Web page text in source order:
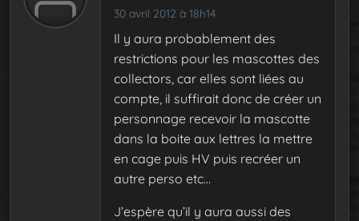
30 avril 2012 à 18h14
Il y aura probablement des
restrictions pour les mascottes des
collectors, car elles sont liées au
compte, il suffirait donc de créer un
personnage recevoir la mascotte
dans la boite aux lettres la mettre
en cage puis HV puis recréer un
autre perso etc…
J’espère qu’il y aura aussi des